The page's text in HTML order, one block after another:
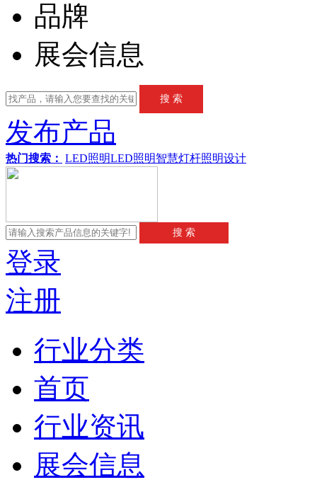
品牌
展会信息
发布产品
热门搜索： LED照明LED照明智慧灯杆照明设计
登录
注册
行业分类
首页
行业资讯
展会信息